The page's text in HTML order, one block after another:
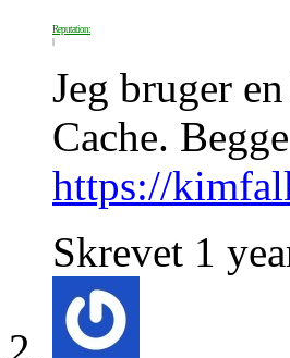
Reputation:
Jeg bruger
Cache.
https://
Skrevet 1